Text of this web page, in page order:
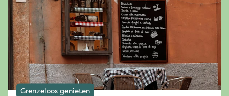
Grenzeloos genieten